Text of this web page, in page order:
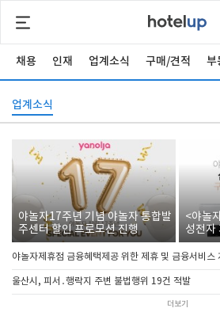
채용 인재 업계소식 구매/견적 부
업계소식
야놀자17주년 기념 야놀자 통합발
주센터 할인 프로모션 진행
<야놀
성전자
야놀자제휴점 금융혜택제공 위한 제휴 및 금융서비스
울산시, 피서․행락지 주변 불법행위 19건 적발
더보기